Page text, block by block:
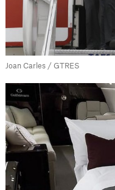
Joan Carles / GTRES